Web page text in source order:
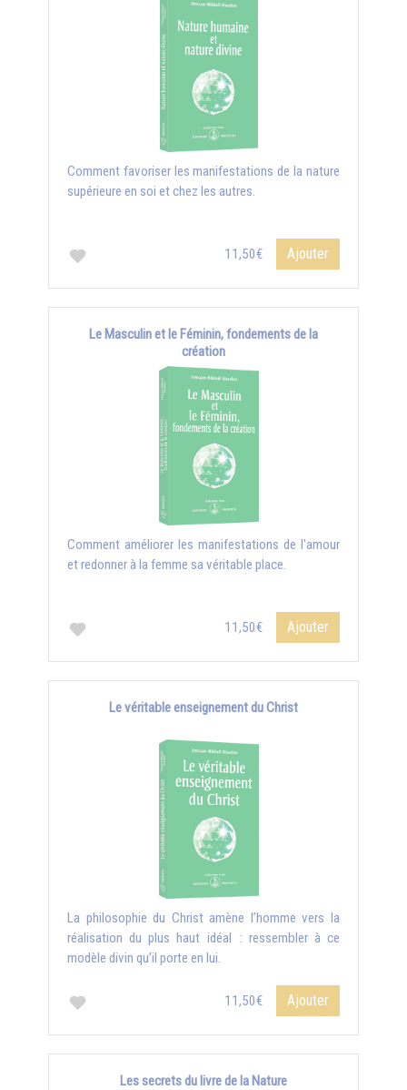
Comment favoriser les manifestations de la nature
supérieure en soi et chez les autres.
11,50€ Ajouter
Le Masculin et le Féminin, fondements de la
création
Comment améliorer les manifestations de l'amour
et redonner à la femme sa véritable place.
11,50€ Ajouter
Le véritable enseignement du Christ
La philosophie du Christ amène l’homme vers la
réalisation du plus haut idéal : ressembler à ce
modèle divin qu’il porte en lui.
11,50€ Ajouter
Les secrets du livre de la Nature